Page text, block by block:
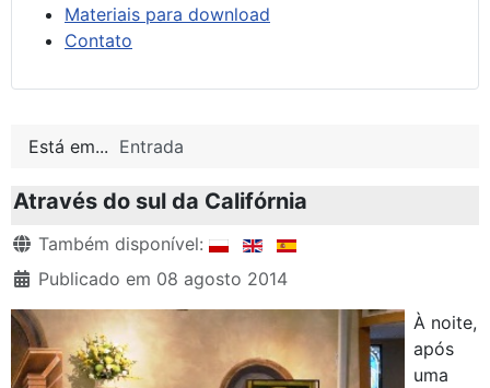
Materiais para download
Contato
Está em... Entrada
Através do sul da Califórnia
Detalhes
Também disponível:
Publicado em 08 agosto 2014
À noite,
após
uma